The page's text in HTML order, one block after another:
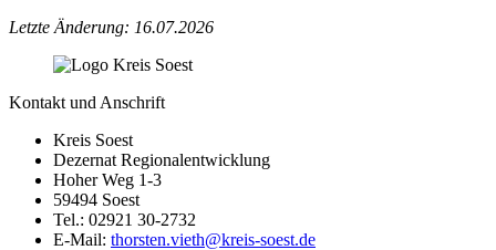
Letzte Änderung: 16.07.2026
Kontakt und Anschrift
Kreis Soest
Dezernat Regionalentwicklung
Hoher Weg 1-3
59494 Soest
Tel.: 02921 30-2732
E-Mail: thorsten.vieth@​kreis-soest.de